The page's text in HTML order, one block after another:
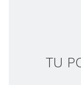
TU